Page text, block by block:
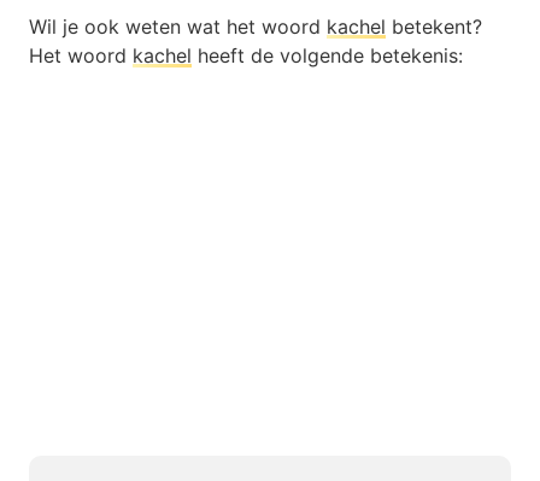
Wil je ook weten wat het woord kachel betekent?
Het woord kachel heeft de volgende betekenis: